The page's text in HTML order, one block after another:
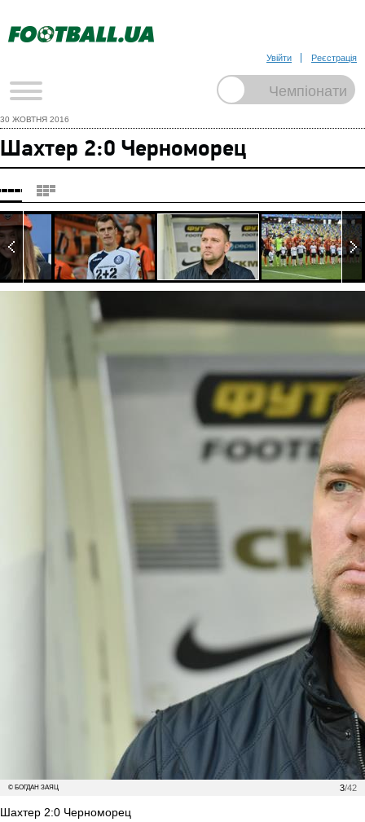
Увійти Реєстрація
30 ЖОВТНЯ 2016
Шахтер 2:0 Черноморец
3/42
© БОГДАН ЗАЯЦ
Шахтер 2:0 Черноморец